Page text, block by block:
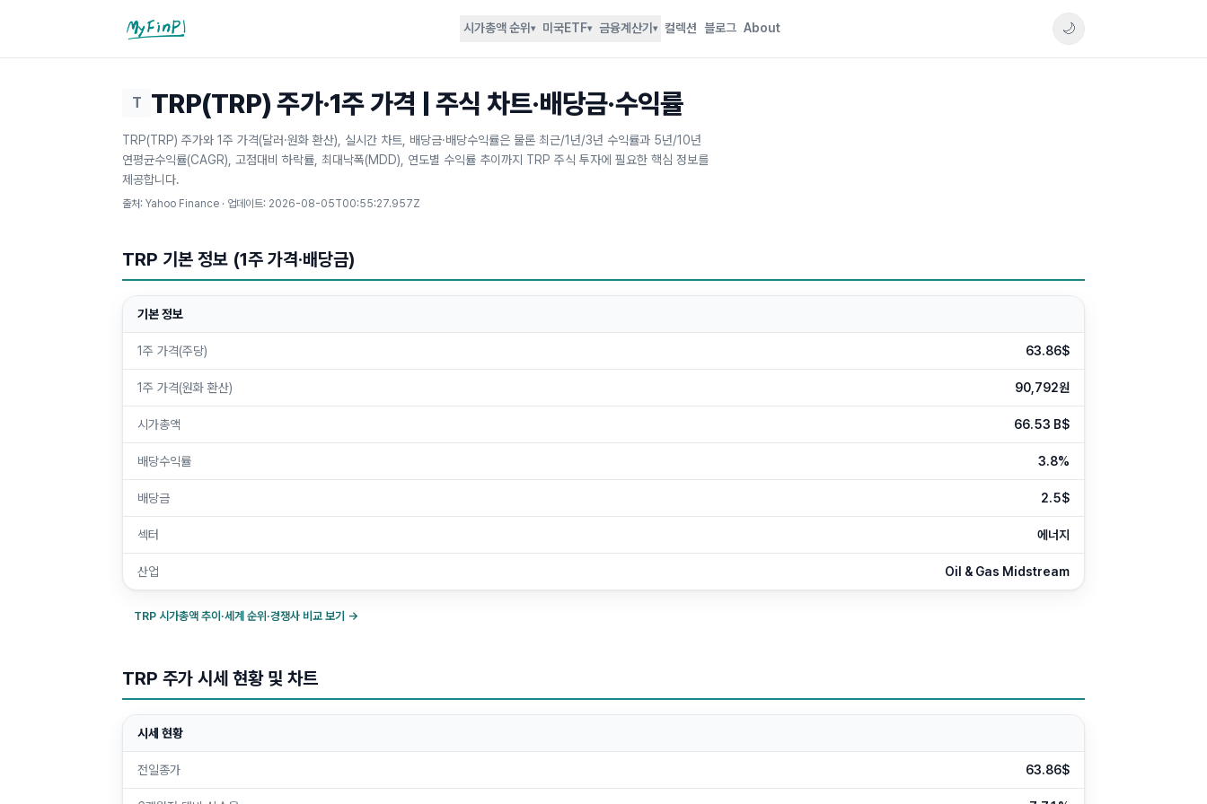
마이핀플
시가총액 순위 ▾ 미국ETF▾ 금융계산기 ▾ 컬렉션 블로그 About 🌙
T TRP(TRP) 주가·1주 가격 | 주식 차트·배당금·수익률
TRP(TRP) 주가와 1주 가격(달러·원화 환산), 실시간 차트, 배당금·배당수익률은 물론 최근/1년/3년 수익률과 5년/10년
연평균수익률(CAGR), 고점대비 하락률, 최대낙폭(MDD), 연도별 수익률 추이까지 TRP 주식 투자에 필요한 핵심 정보를
제공합니다.
출처: Yahoo Finance · 업데이트: 2026-08-05T00:55:27.957Z
TRP 기본 정보 (1주 가격·배당금)
기본 정보
1주 가격(주당) 63.86$
1주 가격(원화 환산) 90,792원
시가총액 66.53 B$
배당수익률 3.8%
배당금 2.5$
섹터 에너지
산업 Oil & Gas Midstream
TRP 시가총액 추이·세계 순위·경쟁사 비교 보기 →
TRP 주가 시세 현황 및 차트
시세 현황
전일종가 63.86$